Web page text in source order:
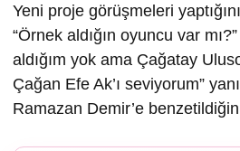
Yeni proje görüşmeleri
“Örnek aldığın oyuncu var
aldığım yok ama Çağatay
Çağan Efe Ak’ı seviyorum”
Ramazan Demir’e